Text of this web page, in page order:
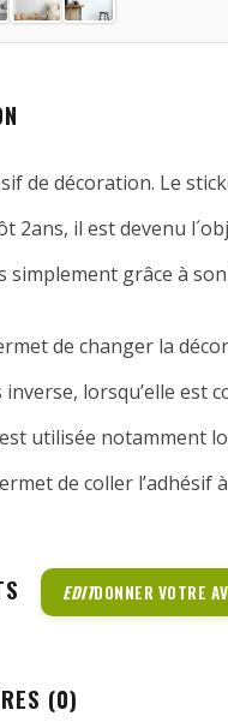
de décoration. Le
2ans, il est devenu
simplement grâce à
de changer la
inverse, lorsqu’elle est
utilisée notamment
de coller l’adhésif
EDITDONNER VOTRE
(0)